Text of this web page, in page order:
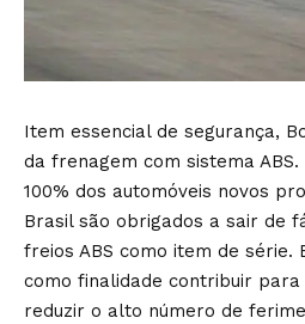
Item essencial de segurança,
da frenagem com sistema ABS.
100% dos automóveis novos
Brasil são obrigados a sair de
freios ABS como item de série.
como finalidade contribuir
reduzir o alto número de